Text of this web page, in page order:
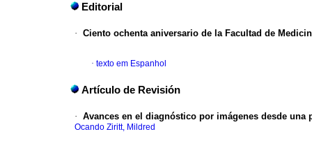
Editorial
· Ciento ochenta aniversario de la Facultad de
· texto em Espanhol
Artículo de Revisión
· Avances en el diagnóstico por imágenes desde una
Ocando Ziritt, Mildred